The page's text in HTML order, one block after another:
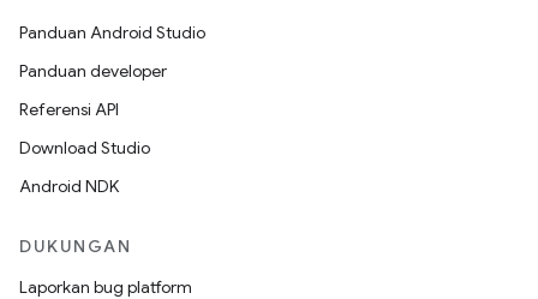
Panduan Android Studio
Panduan developer
Referensi API
Download Studio
Android NDK
DUKUNGAN
Laporkan bug platform